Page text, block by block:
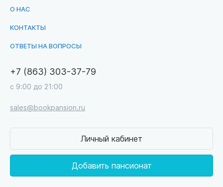
О НАС
КОНТАКТЫ
ОТВЕТЫ НА ВОПРОСЫ
+7 (863) 303-37-79
с 9:00 до 21:00
sales@bookpansion.ru
Личный кабинет
Добавить пансионат